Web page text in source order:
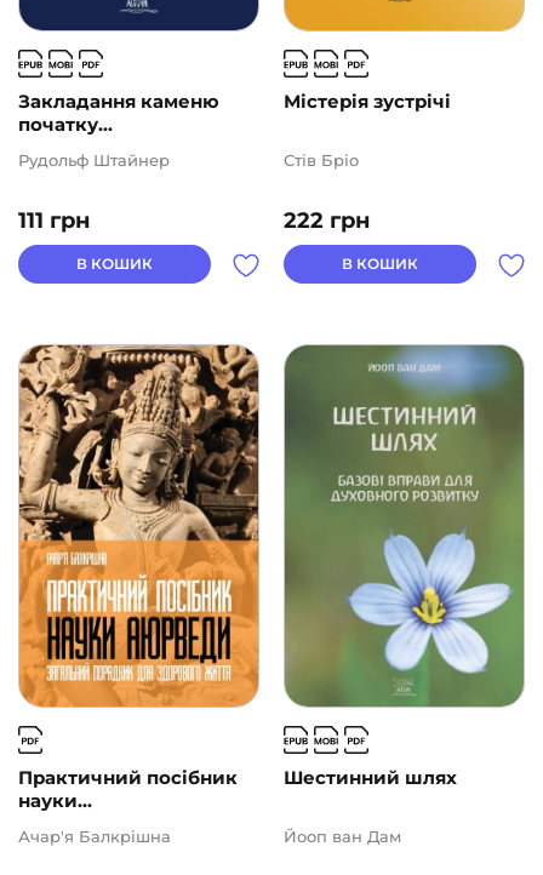
Закладання каменю
початку...
111 грн
Рудольф Штайнер
В КОШИК
Містерія зустрічі
222 грн
Стів Бріо
В КОШИК
Практичний посібник
науки...
Ачар'я Балкрішна
Шестинний шлях
Йооп ван Дам